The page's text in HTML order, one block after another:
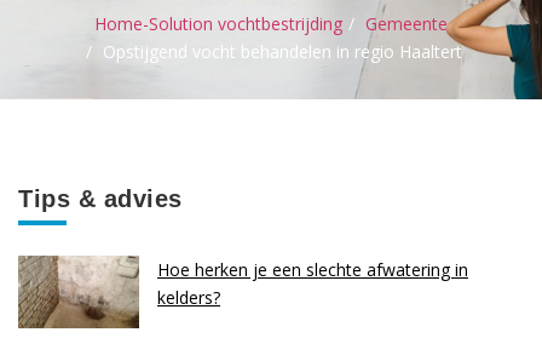
Home-Solution vochtbestrijding
Gemeente
Opstijgend vocht behandelen in regio Haaltert
Tips & advies
Hoe herken je een slechte afwatering in
kelders?